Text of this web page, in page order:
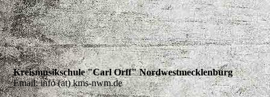
Kreismusikschule "Carl Orff" Nordwestmecklenburg
Email: info (at) kms-nwm.de